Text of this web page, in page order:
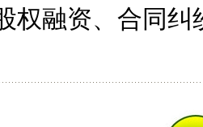
权融资、合同